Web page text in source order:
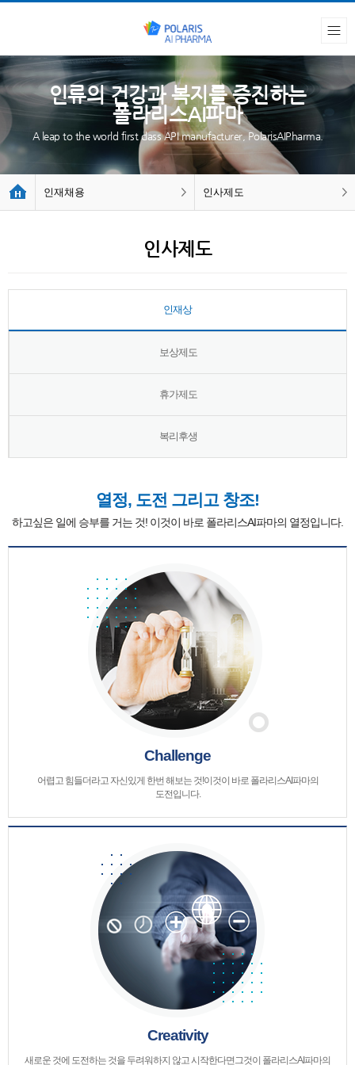
인류의 건강과 복지를 증진하는
폴라리스AI파마
A leap to the world first class API manufacturer, PolarisAIPharma.
인재채용 인사제도
인사제도
인재상
보상제도
휴가제도
복리후생
열정, 도전 그리고 창조!
하고싶은 일에 승부를 거는 것! 이것이 바로 폴라리스AI파마의 열정입니다.
Challenge
어렵고 힘들더라고 자신있게 한번 해보는 것!이것이 바로 폴라리스AI파마의
도전입니다.
Creativity
새로운 것에 도전하는 것을 두려워하지 않고 시작한다면그것이 폴라리스AI파마의